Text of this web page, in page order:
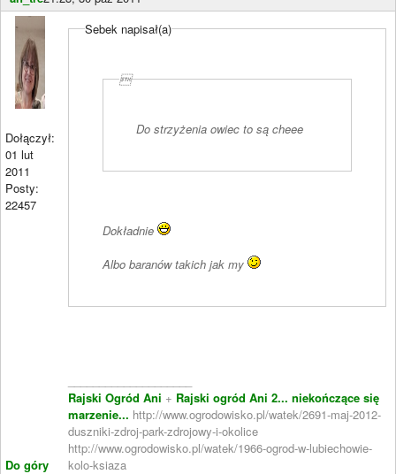
Dołączył:
01 lut
2011
Posty:
22457
Do góry
Sebek napisał(a)

Do strzyżenia owiec to są cheee
Dokładnie
Albo baranów takich jak my
Rajski Ogród Ani + Rajski ogród Ani 2... niekończące się
marzenie... http://www.ogrodowisko.pl/watek/2691-maj-2012-
duszniki-zdroj-park-zdrojowy-i-okolice
http://www.ogrodowisko.pl/watek/1966-ogrod-w-lubiechowie-
kolo-ksiaza